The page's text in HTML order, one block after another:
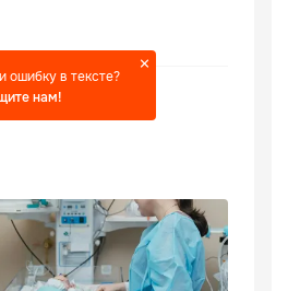
ошибку в тексте?
нам!